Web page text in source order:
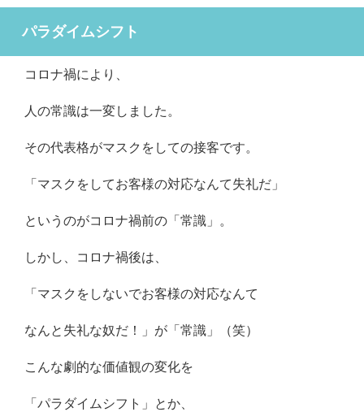
パラダイムシフト
コロナ禍により、
人の常識は一変しました。
その代表格がマスクをしての接客です。
「マスクをしてお客様の対応なんて失礼だ」
というのがコロナ禍前の「常識」。
しかし、コロナ禍後は、
「マスクをしないでお客様の対応なんて
なんと失礼な奴だ！」が「常識」（笑）
こんな劇的な価値観の変化を
「パラダイムシフト」とか、